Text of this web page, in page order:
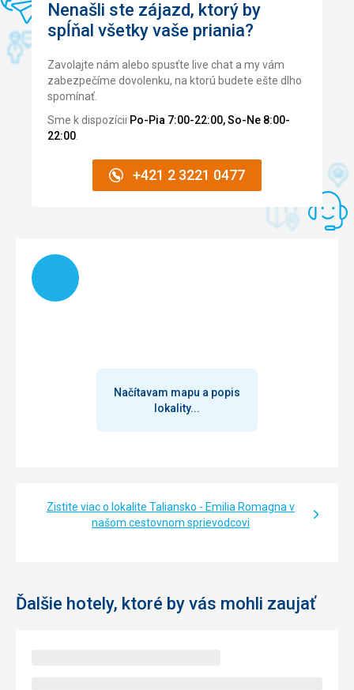
Google Translate
Pláž
Strava
nemělo to chybu
Ubytovanie
Vše velmi dobré, s výjimkou malého sprchovacího koutu.
Ochota, neúčtují si žádné přirážky za WIFI, tresor, půjčení
kola ... pouze se platí nápoje / ale za velmi rozumnou cenu
Táto recenzia bola preložená automaticky pomocou
Nenašli ste zájazd, ktorý by
spĺňal všetky vaše priania?
Zavolajte nám alebo spusťte live chat a my vám
zabezpečíme dovolenku, na ktorú budete ešte dlho
spomínať.
Sme k dispozícii Po-Pia 7:00-22:00, So-Ne 8:00-
22:00
+421 2 3221 0477
Načítam
Načítavam mapu a popis
lokality...
Zistite viac o lokalite Taliansko - Emilia Romagna v
našom cestovnom sprievodcovi
Ďalšie hotely, ktoré by vás mohli zaujať